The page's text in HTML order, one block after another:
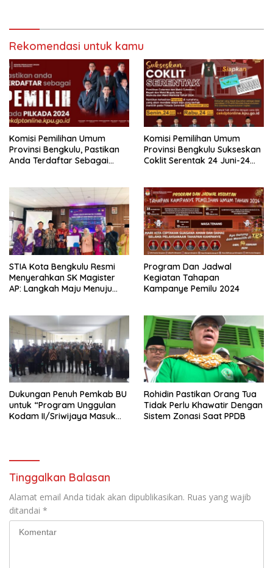
Rekomendasi untuk kamu
Komisi Pemilihan Umum
Provinsi Bengkulu, Pastikan
Anda Terdaftar Sebagai
Komisi Pemilihan Umum
Provinsi Bengkulu Sukseskan
Coklit Serentak 24 Juni-24
STIA Kota Bengkulu Resmi
Menyerahkan SK Magister
AP: Langkah Maju Menuju
Program Dan Jadwal
Kegiatan Tahapan
Kampanye Pemilu 2024
Dukungan Penuh Pemkab BU
untuk “Program Unggulan
Kodam II/Sriwijaya Masuk
Rohidin Pastikan Orang Tua
Tidak Perlu Khawatir Dengan
Sistem Zonasi Saat PPDB
Tinggalkan Balasan
Alamat email Anda tidak akan dipublikasikan. Ruas yang wajib
ditandai *